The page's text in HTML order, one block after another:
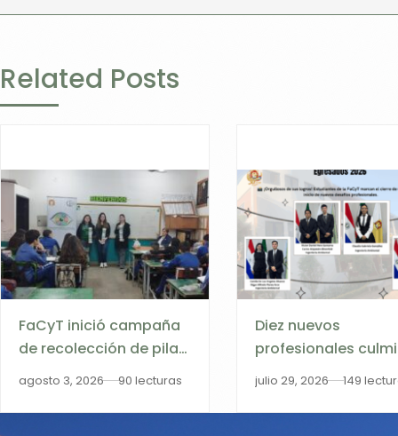
Related Posts
FaCyT inició campaña
de recolección de pilas
y baterías agotadas en
de Encarnación
agosto 3, 2026 90 lecturas
Diez nuevos
profesionales
su formación en la
Exposición Oral y
julio 29, 2026 149